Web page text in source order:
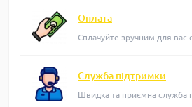
Оплата
Сплачуйте зручним для вас
Служба підтримки
Швидка та приємна служба